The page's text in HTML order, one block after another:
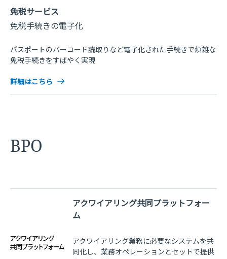
免税サービス
免税手続きの電子化
パスポートのバーコード読取りなど電子化された手続きで煩雑な
免税手続きをすばやく実現
詳細はこちら
BPO
アクワイアリング共同プラットフォー
ム
アクワイアリング業務に必要なシステムを共
同化し、業務オペレーションとセットで提供